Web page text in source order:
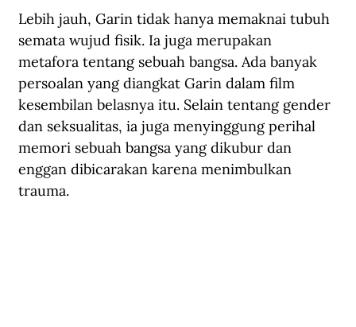
Lebih jauh, Garin tidak hanya memaknai tubuh
semata wujud fisik. Ia juga merupakan
metafora tentang sebuah bangsa. Ada banyak
persoalan yang diangkat Garin dalam film
kesembilan belasnya itu. Selain tentang gender
dan seksualitas, ia juga menyinggung perihal
memori sebuah bangsa yang dikubur dan
enggan dibicarakan karena menimbulkan
trauma.